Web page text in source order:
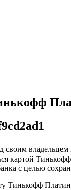
своим
картой
с целью
Тинькофф